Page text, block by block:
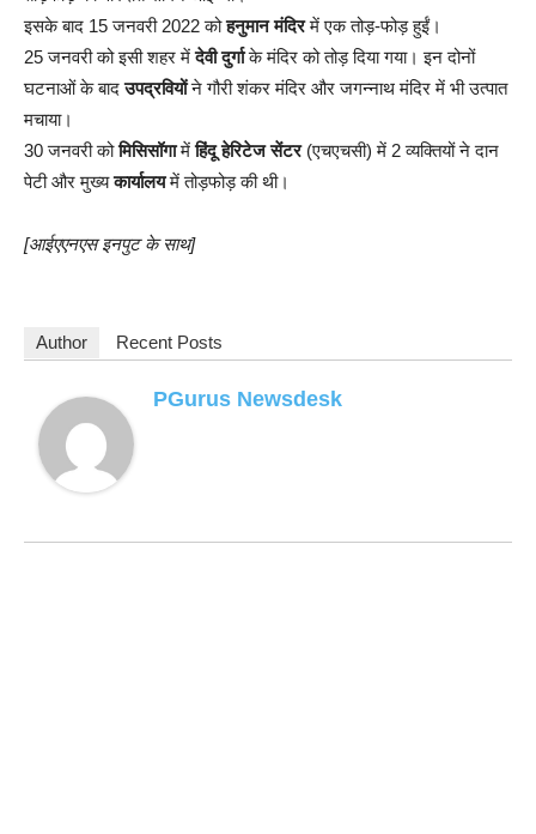
इसके बाद 15 जनवरी 2022 कोहनुमान मंदिरमें एक तोड़-फोड़ हुईं।
25 जनवरी को इसी शहर मेंदेवी दुर्गाके मंदिर को तोड़ दिया गया। इन दोनों
घटनाओं के बादउपद्रवियोंने गौरी शंकर मंदिर और जगन्नाथ मंदिर में भी उत्पात
मचाया।
30 जनवरी कोमिसिसॉगामेंहिंदू हेरिटेज सेंटर(एचएचसी) में 2 व्यक्तियों ने दान
पेटी और मुख्यकार्यालयमें तोड़फोड़ की थी।
[आईएएनएस इनपुट के साथ]
Author Recent Posts
PGurus Newsdesk